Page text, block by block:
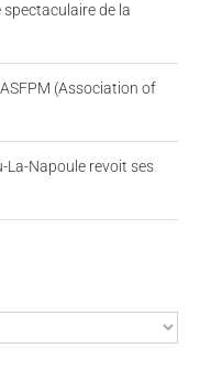
de la
(Association of
La-Napoule revoit ses